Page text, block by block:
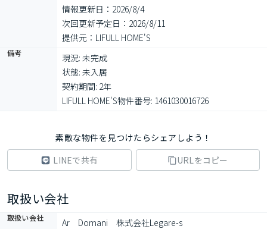
情報更新日：2026/8/4
次回更新予定日：2026/8/11
提供元：LIFULL HOME'S
備考
現況: 未完成
状態: 未入居
契約期間: 2年
LIFULL HOME'S物件番号: 1461030016726
素敵な物件を見つけたらシェアしよう！
LINEで共有
URLをコピー
取扱い会社
取扱い会社 Ar　Domani　株式会社Legare-s